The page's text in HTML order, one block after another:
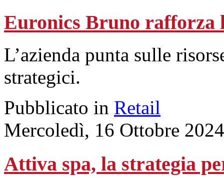
Euronics Bruno rafforza
L’azienda punta sulle
strategici.
Pubblicato in Retail
Mercoledì, 16 Ottobre
Attiva spa, la strategia